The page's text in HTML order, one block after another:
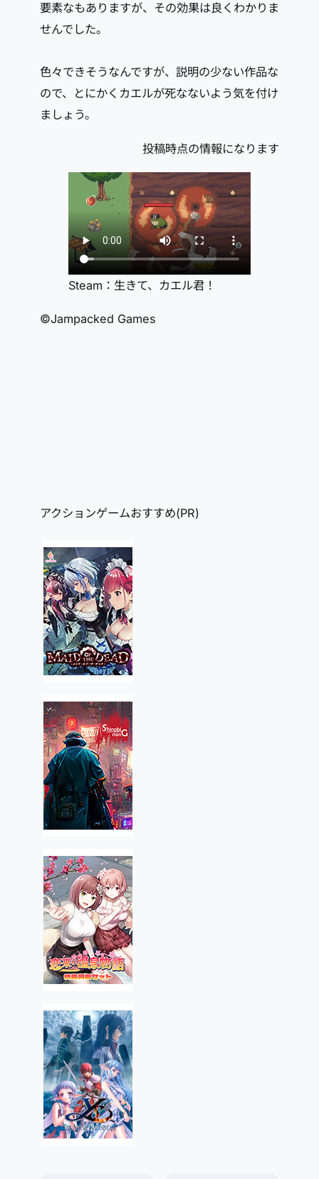
要素なもありますが、その効果は良くわかりま
せんでした。
色々できそうなんですが、説明の少ない作品な
ので、とにかくカエルが死なないよう気を付け
ましょう。
投稿時点の情報になります
Steam：生きて、カエル君！
©Jampacked Games
アクションゲームおすすめ(PR)